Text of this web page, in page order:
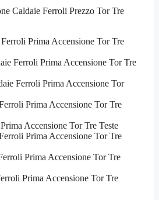
Caldaie Ferroli Prezzo Tor Tre
Prima Accensione Tor Tre
Ferroli Prima Accensione Tor Tre
Ferroli Prima Accensione Tor
Prima Accensione Tor Tre
Accensione Tor Tre Teste
Prima Accensione Tor Tre
Prima Accensione Tor Tre
Prima Accensione Tor Tre